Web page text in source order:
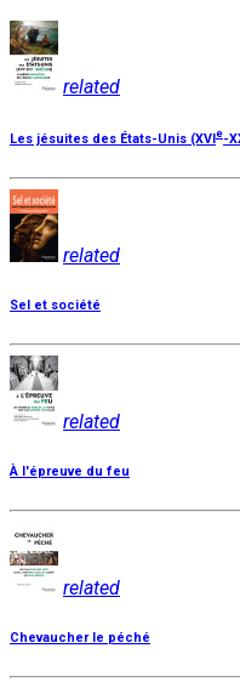
related
Les jésuites des États-Unis (XVI e-
related
Sel et société
related
À l'épreuve du feu
related
Chevaucher le péché